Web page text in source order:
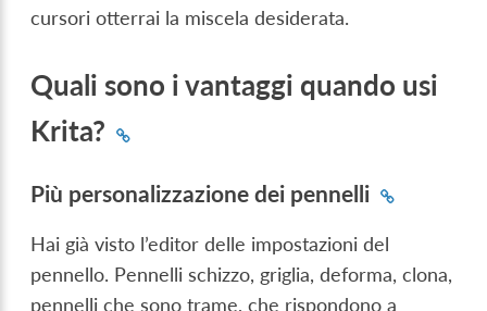
cursori otterrai la miscela desiderata.
Quali sono i vantaggi quando usi
Krita?
Più personalizzazione dei pennelli
Hai già visto l’editor delle impostazioni del
pennello. Pennelli schizzo, griglia, deforma, clona,
pennelli che sono trame, che rispondono a